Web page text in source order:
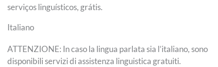
serviços linguísticos, grátis.
Italiano
ATTENZIONE: In caso la lingua parlata sia l’italiano, sono
disponibili servizi di assistenza linguistica gratuiti.